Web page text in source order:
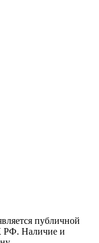
публичной
РФ. Наличие и